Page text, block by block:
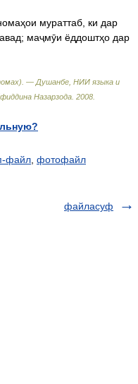
мураттаб, ки дар
маҷмӯи ёддоштҳо дар
— Душанбе, НИИ языка и
Назарзода 2008
файл фотофайл
файласуф